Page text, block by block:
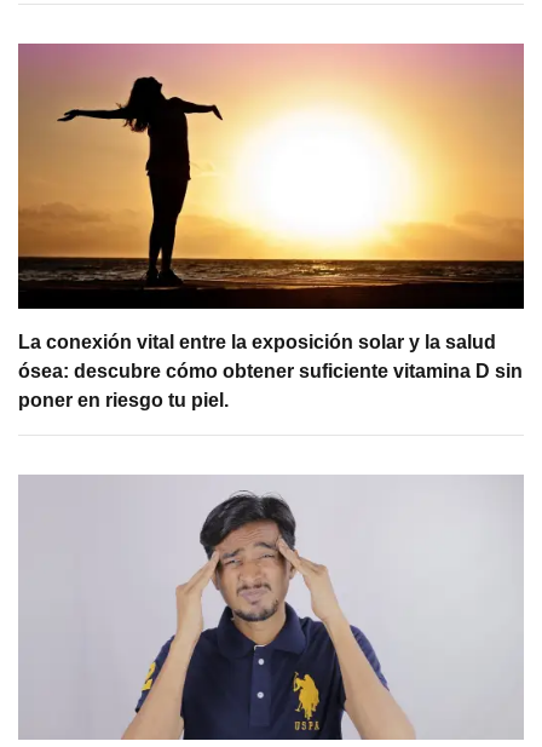
La conexión vital entre la exposición solar y la salud
ósea: descubre cómo obtener suficiente vitamina D sin
poner en riesgo tu piel.